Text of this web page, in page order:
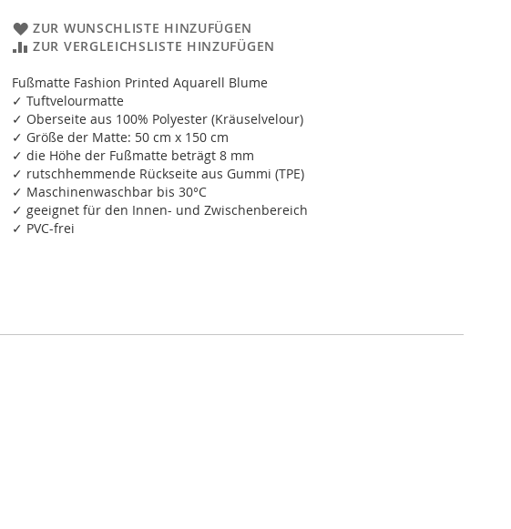
ZUR WUNSCHLISTE HINZUFÜGEN
ZUR VERGLEICHSLISTE HINZUFÜGEN
Fußmatte Fashion Printed Aquarell Blume
✓ Tuftvelourmatte
✓ Oberseite aus 100% Polyester (Kräuselvelour)
✓ Größe der Matte: 50 cm x 150 cm
✓ die Höhe der Fußmatte beträgt 8 mm
✓ rutschhemmende Rückseite aus Gummi (TPE)
✓ Maschinenwaschbar bis 30°C
✓ geeignet für den Innen- und Zwischenbereich
✓ PVC-frei